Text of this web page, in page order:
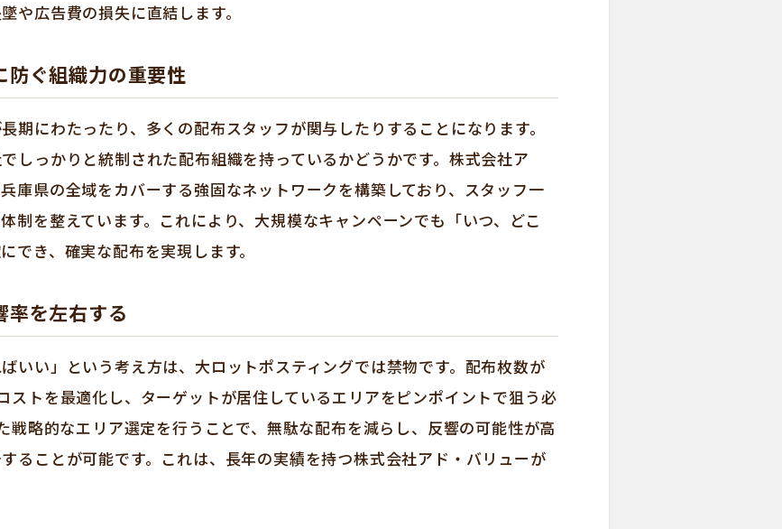
や広告費の損失に直結します。
防ぐ組織力の重要性
期にわたったり、多くの配布スタッフが関与したりすることになります。
しっかりと統制された配布組織を持っているかどうかです。株式会社ア
庫県の全域をカバーする強固なネットワークを構築しており、スタッフ一
制を整えています。これにより、大規模なキャンペーンでも「いつ、どこ
でき、確実な配布を実現します。
率を左右する
いい」という考え方は、大ロットポスティングでは禁物です。配布枚数が
ストを最適化し、ターゲットが居住しているエリアをピンポイントで狙う必
戦略的なエリア選定を行うことで、無駄な配布を減らし、反響の可能性が高
ることが可能です。これは、長年の実績を持つ株式会社アド・バリューが